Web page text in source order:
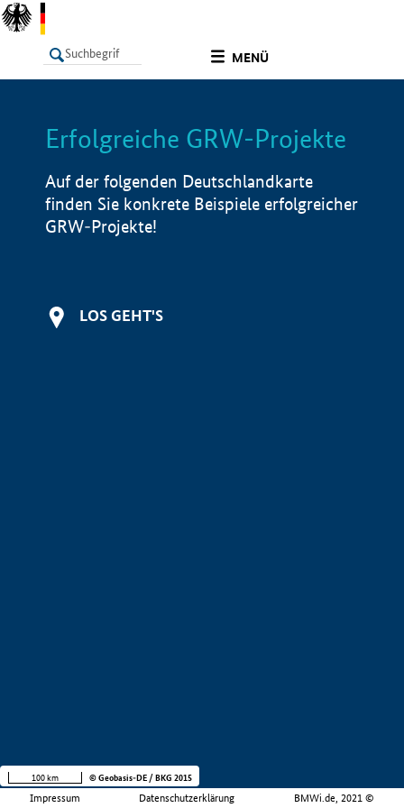
MENÜ
LISTE Info
Erfolgreiche GRW-Projekte
Auf der folgenden Deutschlandkarte
finden Sie konkrete Beispiele erfolgreicher
GRW-Projekte!
LOS GEHT'S
Impressum Datenschutzerklärung BMWi.de, 2021 ©
100 km © Geobasis-DE / BKG 2015